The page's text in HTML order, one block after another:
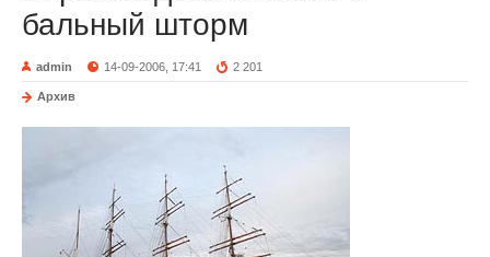
бальный шторм
admin 14-09-2006, 17:41 2 201
Архив